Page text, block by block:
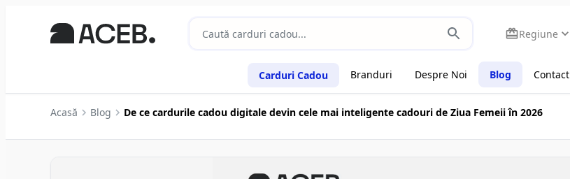
Regiune
Carduri Cadou Branduri Despre Noi Blog Contact
Acasă Blog De ce cardurile cadou digitale devin cele mai inteligente cadouri de Ziua Femeii în 2026